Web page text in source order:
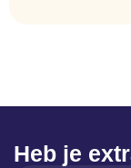
Heb je